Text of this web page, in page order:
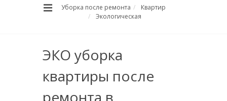
Уборка после ремонта
Квартир
Экологическая
ЭКО уборка
квартиры после
ремонта в